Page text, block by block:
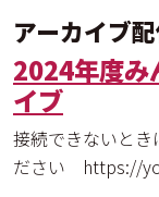
アーカイブ
2024年度み
イブ
接続できないとき
ださい https://